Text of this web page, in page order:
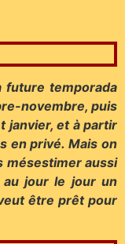
future temporada
novembre, puis
janvier, et à partir
en privé. Mais on
mésestimer aussi
au jour le jour un
être prêt pour